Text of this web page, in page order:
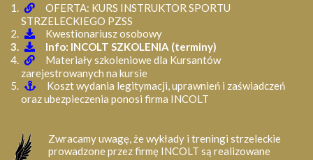
OFERTA: KURS INSTRUKTOR SPORTU
STRZELECKIEGO PZSS
Kwestionariusz osobowy
Info: INCOLT SZKOLENIA (terminy)
Materiały szkoleniowe dla Kursantów
zarejestrowanych na kursie
Koszt wydania legitymacji, uprawnień i zaświadczeń
oraz ubezpieczenia ponosi firma INCOLT
Zwracamy uwagę, że wykłady i treningi strzeleckie
prowadzone przez firmę INCOLT są realizowane